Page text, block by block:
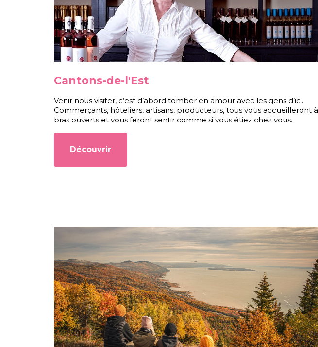
Cantons-de-l'Est
Venir nous visiter, c’est d’abord tomber en amour avec les gens d’ici.
Commerçants, hôteliers, artisans, producteurs, tous vous accueilleront à
bras ouverts et vous feront sentir comme si vous étiez chez vous.
Découvrir